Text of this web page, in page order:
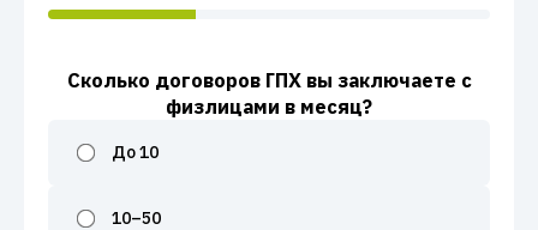
Сколько договоров ГПХ вы заключаете с
физлицами в месяц?
До 10
10–50